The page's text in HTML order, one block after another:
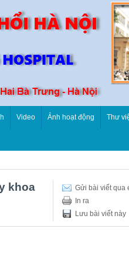
Video Ảnh hoạt động Thư
Gửi bài viết qua
In ra
Lưu bài viết này
khoa